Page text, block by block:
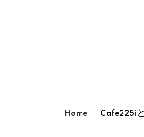
Home Cafe225i